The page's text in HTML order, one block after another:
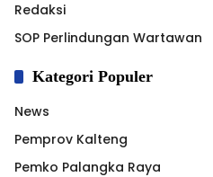
Redaksi
SOP Perlindungan Wartawan
Kategori Populer
News
Pemprov Kalteng
Pemko Palangka Raya